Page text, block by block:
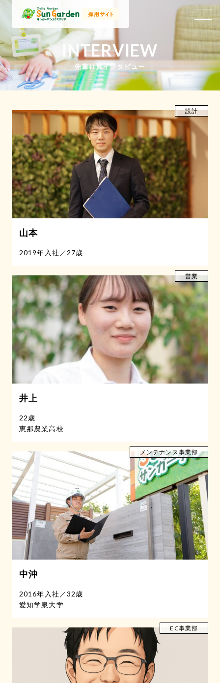
CROSSTALK
社歴浅めスタッフの会話
RECRUITMENT
Recruit
募集要項
Jobtype
職種紹介
Event
説明会情報
SPECIAL
Interview
インタビュー
Crosstalk
クロストーク
COMPANY
Company Services
ENTRY
ご応募はこちら
INTERVIEW
先輩社員インタビュー
山本
2019年入社 ／ 27歳
設計
井上
22歳
恵那農業高校
営業
中沖
2016年入社 ／32歳
愛知学泉大学
メンテナンス事業部
EC事業部